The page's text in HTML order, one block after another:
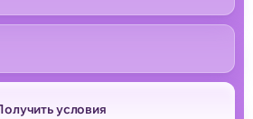
условия